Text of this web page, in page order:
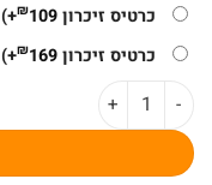
כרטיס זיכרון 64G
(+₪109
כרטיס זיכרון 128G
(+₪169
כמות של מצלמת שטח 4G שולחת וידאו ותמונות GPS לאיכון ומיקום S22